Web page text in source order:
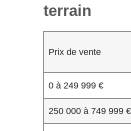
terrain
Prix de vente
0 à 249 999 €
250 000 à 749 999 €